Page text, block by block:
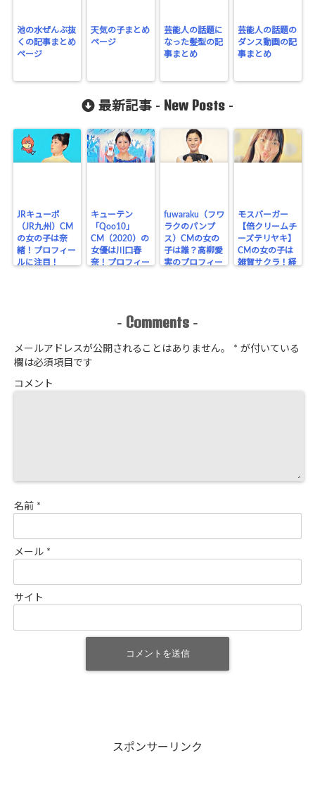
池の水ぜんぶ抜
くの記事まとめ
ページ
天気の子まとめ
ページ
芸能人の話題に
なった髪型の記
事まとめ
芸能人の話題の
ダンス動画の記
事まとめ
最新記事 - New Posts -
JRキューポ
（JR九州）CM
の女の子は奈
緒！プロフィー
ルに注目！
キューテン
「Qoo10」
CM（2020）の
女優は川口春
奈！プロフィー
fuwaraku（フワ
ラクのパンプ
ス）CMの女の
子は誰？高柳愛
実のプロフィー
モスバーガー
【倍クリームチ
ーズテリヤキ】
CMの女の子は
雑賀サクラ！経
- Comments -
メールアドレスが公開されることはありません。 * が付いている
欄は必須項目です
コメント
名前 *
メール *
サイト
スポンサーリンク